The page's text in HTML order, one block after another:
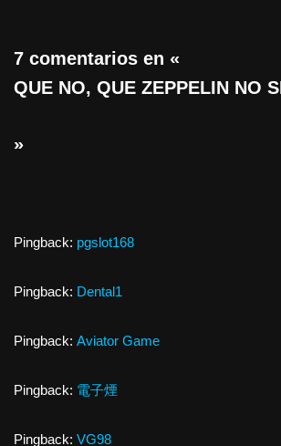
7 comentarios en «
QUE NO, QUE ZEPPELIN NO
»
Pingback: pgslot168
Pingback: Dental1
Pingback: Aviator Game
Pingback: 電子煙
Pingback: VG98